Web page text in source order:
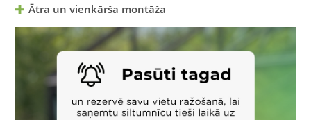
Ātra un vienkārša montāža